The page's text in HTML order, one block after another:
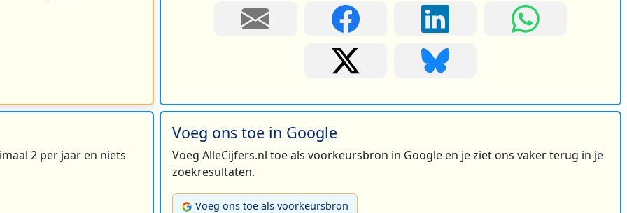
2
2 per jaar en niets
Voeg ons toe in Google
Voeg AlleCijfers.nl toe als voorkeursbron in Google en je ziet ons vaker terug in je
zoekresultaten.
Voeg ons toe als voorkeursbron